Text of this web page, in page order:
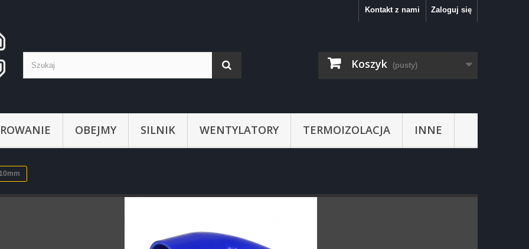
Zaloguj się
Kontakt z nami
Koszyk (pusty)
OBEJMY SILNIK WENTYLATORY TERMOIZOLACJA INNE